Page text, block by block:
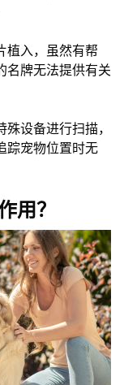
植入，虽然有帮
名牌无法提供有关
设备进行扫描，
踪宠物位置时无
用？